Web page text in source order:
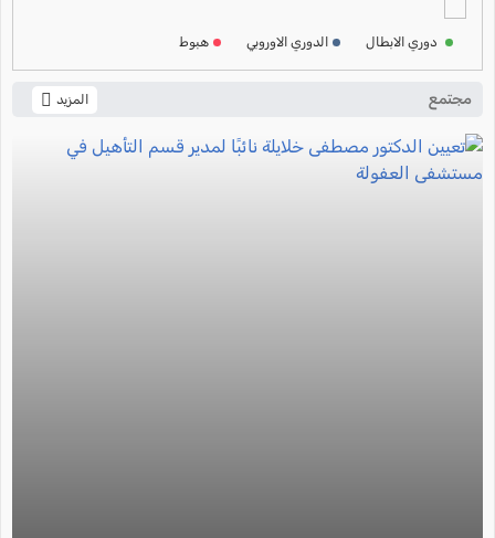
ترتيب الدوري الايطالي
دوري الابطال الدوري الاوروبي هبوط
مجتمع المزيد